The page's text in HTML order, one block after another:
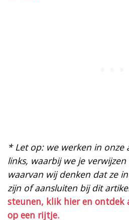
* Let op: we werken in onze
links, waarbij we je
waarvan wij denken dat ze
zijn of aansluiten bij dit
steunen, klik hier en ontdek
op een rijtje.